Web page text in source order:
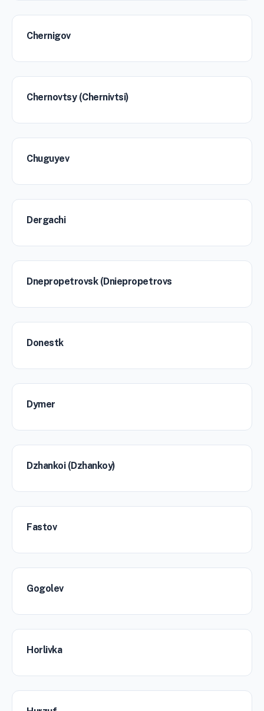
Chernigov
Chernovtsy (Chernivtsi)
Chuguyev
Dergachi
Dnepropetrovsk (Dniepropetrovs
Donestk
Dymer
Dzhankoi (Dzhankoy)
Fastov
Gogolev
Horlivka